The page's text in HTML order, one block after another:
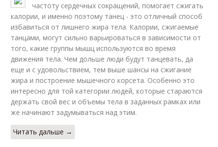
частоту сердечных сокращений, помогает сжигать
калории, и именно поэтому танец - это отличный способ
избавиться от лишнего жира тела. Калории, сжигаемые
танцами, могут сильно варьироваться в зависимости от
того, какие группы мышц используются во время
движения тела. Чем дольше люди будут танцевать, да
еще и с удовольствием, тем выше шансы на сжигание
жира и построение мышечного корсета. Особенно это
интересно для той категории людей, которые стараются
держать свой вес и объемы тела в заданных рамках или
же начинают задумываться над этим.
Читать дальше →